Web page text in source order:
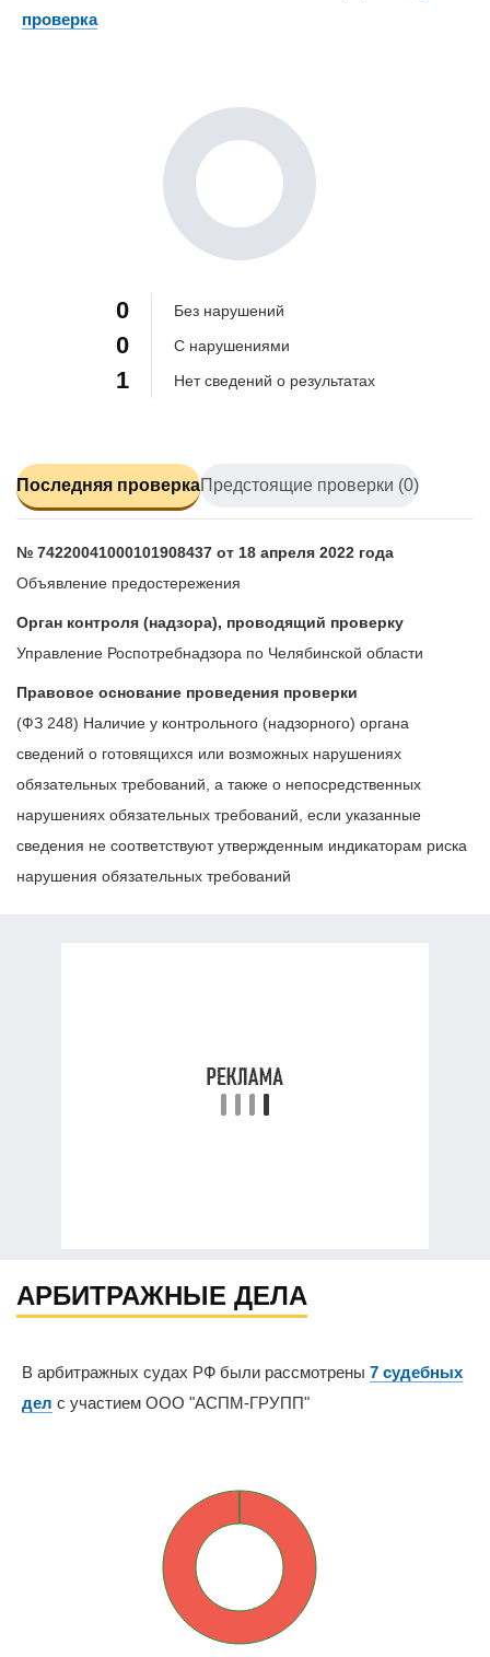
проверка
0
0
1
Без нарушений
С нарушениями
Нет сведений о результатах
Последняя проверкаПредстоящие проверки (0)
№ 74220041000101908437 от 18 апреля 2022 года
Объявление предостережения
Орган контроля (надзора), проводящий проверку
Управление Роспотребнадзора по Челябинской области
Правовое основание проведения проверки
(ФЗ 248) Наличие у контрольного (надзорного) органа
сведений о готовящихся или возможных нарушениях
обязательных требований, а также о непосредственных
нарушениях обязательных требований, если указанные
сведения не соответствуют утвержденным индикаторам риска
нарушения обязательных требований
АРБИТРАЖНЫЕ ДЕЛА
В арбитражных судах РФ были рассмотрены 7 судебных
дел с участием ООО "АСПМ-ГРУПП"